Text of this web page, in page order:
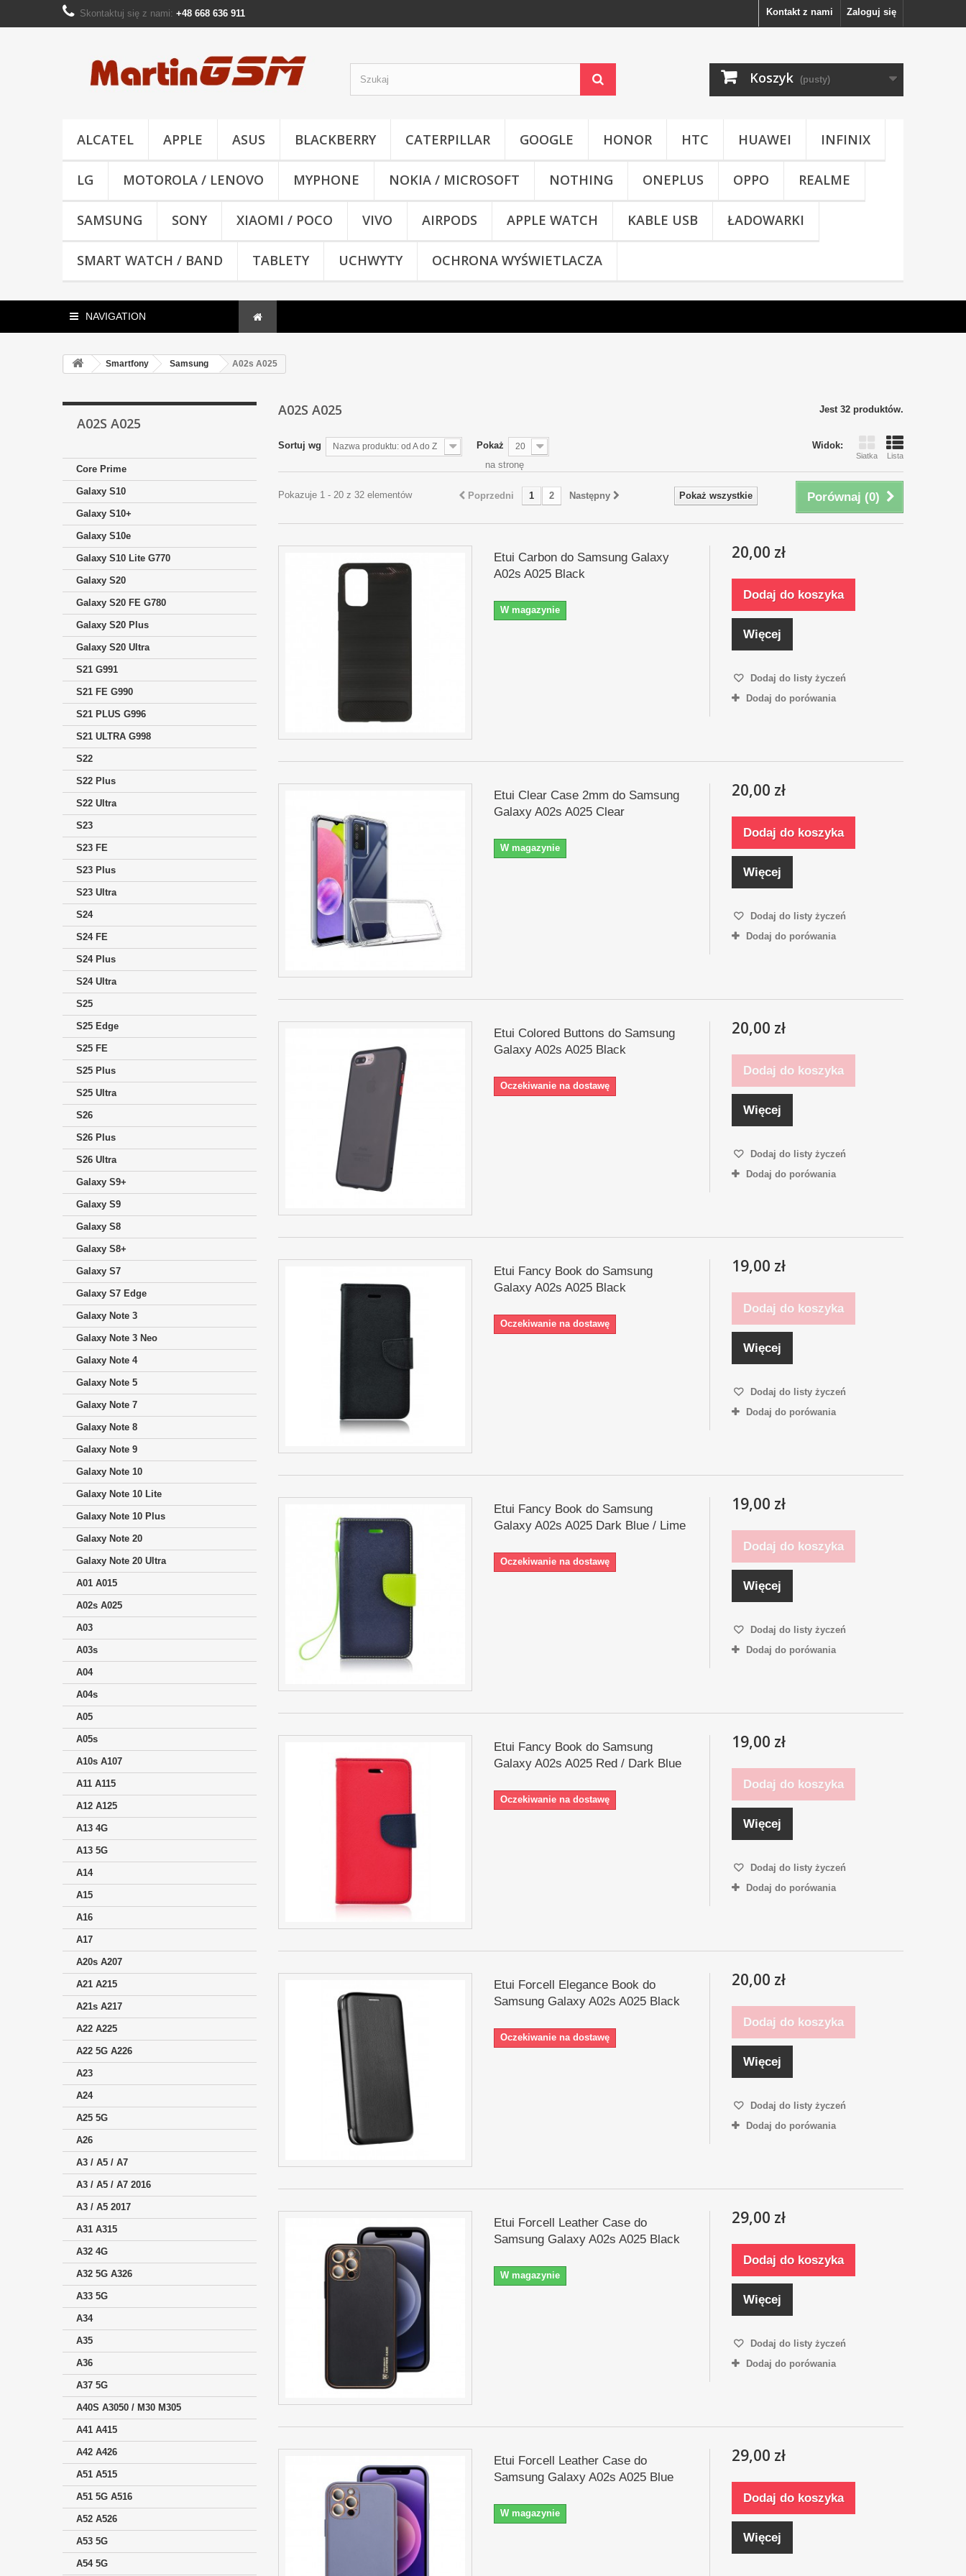
Zaloguj się
Kontakt z nami
Skontaktuj się z nami: +48 668 636 911
Koszyk (pusty)
ALCATEL APPLE ASUS BLACKBERRY CATERPILLAR GOOGLE HONOR HTC HUAWEI INFINIX
LG MOTOROLA / LENOVO MYPHONE NOKIA / MICROSOFT NOTHING ONEPLUS OPPO REALME
SAMSUNG SONY XIAOMI / POCO VIVO AIRPODS APPLE WATCH KABLE USB ŁADOWARKI
SMART WATCH / BAND TABLETY UCHWYTY OCHRONA WYŚWIETLACZA
NAVIGATION
Smartfony Samsung A02s A025
A02S A025
Core Prime
Galaxy S10
Galaxy S10+
Galaxy S10e
Galaxy S10 Lite G770
Galaxy S20
Galaxy S20 FE G780
Galaxy S20 Plus
Galaxy S20 Ultra
S21 G991
S21 FE G990
S21 PLUS G996
S21 ULTRA G998
S22
S22 Plus
S22 Ultra
S23
S23 FE
S23 Plus
S23 Ultra
S24
S24 FE
S24 Plus
S24 Ultra
S25
S25 Edge
S25 FE
S25 Plus
S25 Ultra
S26
S26 Plus
S26 Ultra
Galaxy S9+
Galaxy S9
Galaxy S8
Galaxy S8+
Galaxy S7
Galaxy S7 Edge
Galaxy Note 3
Galaxy Note 3 Neo
Galaxy Note 4
Galaxy Note 5
Galaxy Note 7
Galaxy Note 8
Galaxy Note 9
Galaxy Note 10
Galaxy Note 10 Lite
Galaxy Note 10 Plus
Galaxy Note 20
Galaxy Note 20 Ultra
A01 A015
A02s A025
A03
A03s
A04
A04s
A05
A05s
A10s A107
A11 A115
A12 A125
A13 4G
A13 5G
A14
A15
A16
A17
A20s A207
A21 A215
A21s A217
A22 A225
A22 5G A226
A23
A24
A25 5G
A26
A3 / A5 / A7
A3 / A5 / A7 2016
A3 / A5 2017
A31 A315
A32 4G
A32 5G A326
A33 5G
A34
A35
A36
A37 5G
A40S A3050 / M30 M305
A41 A415
A42 A426
A51 A515
A51 5G A516
A52 A526
A53 5G
A54 5G
A02S A025 Jest 32 produktów.
Widok:
Siatka Lista
Sortuj wg Nazwa produktu: od A do Z Pokaż 20
na stronę
Porównaj (0)
Pokaż wszystkie
Poprzedni 1 2 Następny
Pokazuje 1 - 20 z 32 elementów
Etui Carbon do Samsung Galaxy
A02s A025 Black
W magazynie
20,00 zł
Dodaj do koszyka
Więcej
Dodaj do listy życzeń
Dodaj do porówania
Etui Clear Case 2mm do Samsung
Galaxy A02s A025 Clear
W magazynie
20,00 zł
Dodaj do koszyka
Więcej
Dodaj do listy życzeń
Dodaj do porówania
Etui Colored Buttons do Samsung
Galaxy A02s A025 Black
Oczekiwanie na dostawę
20,00 zł
Dodaj do koszyka
Więcej
Dodaj do listy życzeń
Dodaj do porówania
Etui Fancy Book do Samsung
Galaxy A02s A025 Black
Oczekiwanie na dostawę
19,00 zł
Dodaj do koszyka
Więcej
Dodaj do listy życzeń
Dodaj do porówania
Etui Fancy Book do Samsung
Galaxy A02s A025 Dark Blue / Lime
Oczekiwanie na dostawę
19,00 zł
Dodaj do koszyka
Więcej
Dodaj do listy życzeń
Dodaj do porówania
Etui Fancy Book do Samsung
Galaxy A02s A025 Red / Dark Blue
Oczekiwanie na dostawę
19,00 zł
Dodaj do koszyka
Więcej
Dodaj do listy życzeń
Dodaj do porówania
Etui Forcell Elegance Book do
Samsung Galaxy A02s A025 Black
Oczekiwanie na dostawę
20,00 zł
Dodaj do koszyka
Więcej
Dodaj do listy życzeń
Dodaj do porówania
Etui Forcell Leather Case do
Samsung Galaxy A02s A025 Black
W magazynie
29,00 zł
Dodaj do koszyka
Więcej
Dodaj do listy życzeń
Dodaj do porówania
Etui Forcell Leather Case do
Samsung Galaxy A02s A025 Blue
W magazynie
29,00 zł
Dodaj do koszyka
Więcej